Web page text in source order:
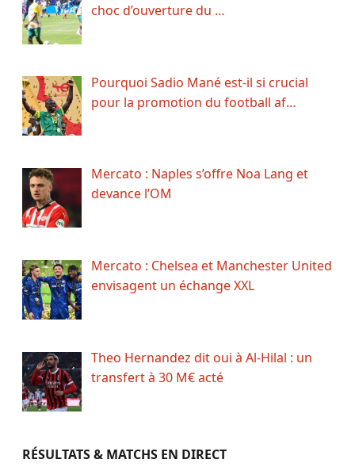
choc d’ouverture du …
Pourquoi Sadio Mané est-il si crucial
pour la promotion du football af…
Mercato : Naples s’offre Noa Lang et
devance l’OM
Mercato : Chelsea et Manchester United
envisagent un échange XXL
Theo Hernandez dit oui à Al-Hilal : un
transfert à 30 M€ acté
RÉSULTATS & MATCHS EN DIRECT